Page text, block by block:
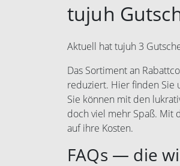
tujuh
Aktuell hat tujuh 3
Das Sortiment an
reduziert. Hier finden Sie
Sie können mit den
doch viel mehr Spaß. Mit
auf ihre Kosten.
FAQs — die